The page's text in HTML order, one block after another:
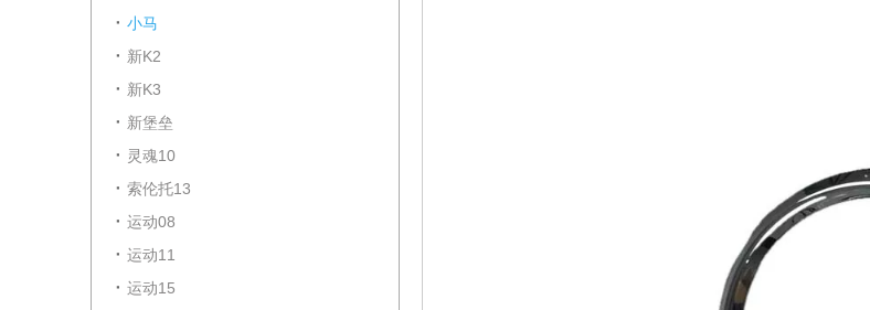
小马
新K2
新K3
新堡垒
灵魂10
索伦托13
运动08
运动11
运动15